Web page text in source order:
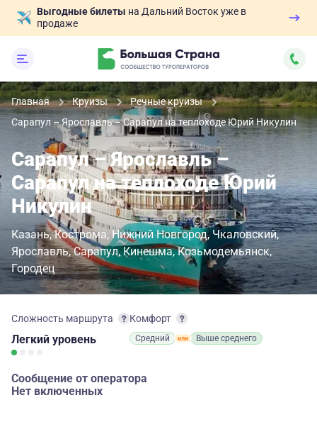
Выгодные билеты на Дальний Восток уже в
продаже
Главная Круизы
Речные круизы
Сарапул – Ярославль – Сарапул на теплоходе Юрий Никулин
Сарапул – Ярославль –
Сарапул на теплоходе Юрий
Никулин
Казань Кострома Нижний Новгород Чкаловский
Ярославль Сарапул Кинешма Козьмодемьянск
Городец
Сложность маршрута
Легкий уровень
Комфорт
Средний Выше среднего
Сообщение от оператора
Нет включенных